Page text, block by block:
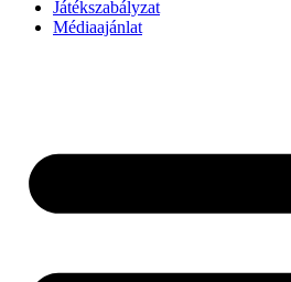
Játékszabályzat
Médiaajánlat